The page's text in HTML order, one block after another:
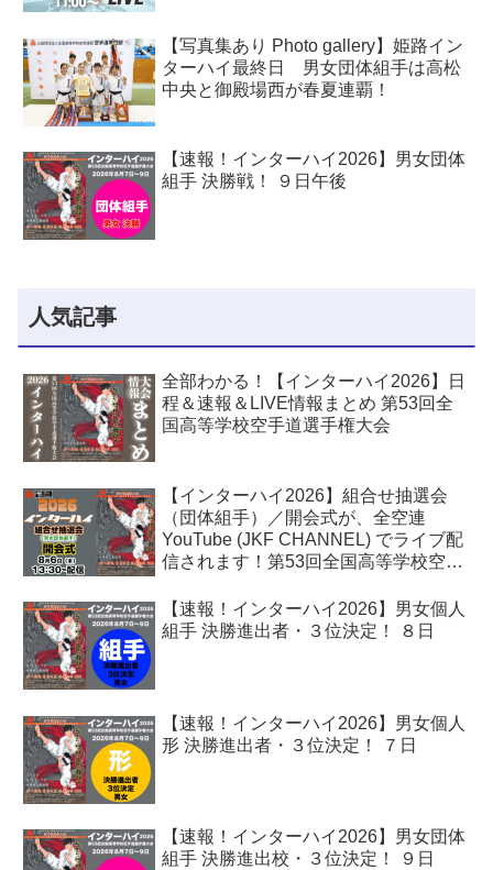
【写真集あり Photo gallery】姫路イン
ターハイ最終日 男女団体組手は高松
中央と御殿場西が春夏連覇！
【速報！インターハイ2026】男女団体
組手 決勝戦！ ９日午後
人気記事
全部わかる！【インターハイ2026】日
程＆速報＆LIVE情報まとめ 第53回全
国高等学校空手道選手権大会
【インターハイ2026】組合せ抽選会
（団体組手）／開会式が、全空連
YouTube (JKF CHANNEL) でライブ配
信されます！第53回全国高等学校空手
【速報！インターハイ2026】男女個人
組手 決勝進出者・３位決定！ ８日
【速報！インターハイ2026】男女個人
形 決勝進出者・３位決定！ ７日
【速報！インターハイ2026】男女団体
組手 決勝進出校・３位決定！ ９日